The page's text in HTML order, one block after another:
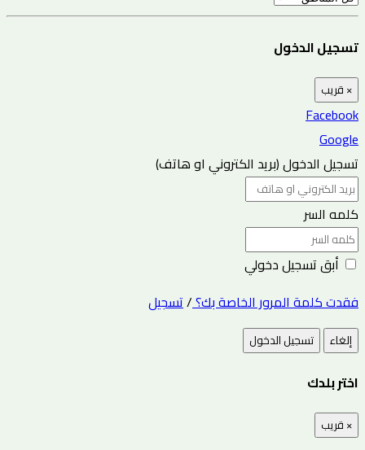
تسجيل الدخول
× قريب
Facebook
Google
تسجيل الدخول (بريد الكتروني او هاتف)
كلمه السر
أبق تسجيل دخولي
فقدت كلمة المرور الخاصة بك؟/تسجيل
إلغاء تسجيل الدخول
اختر بلدك
× قريب